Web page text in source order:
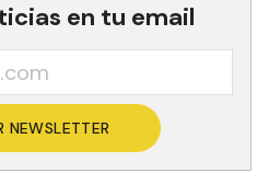
en tu email
NEWSLETTER